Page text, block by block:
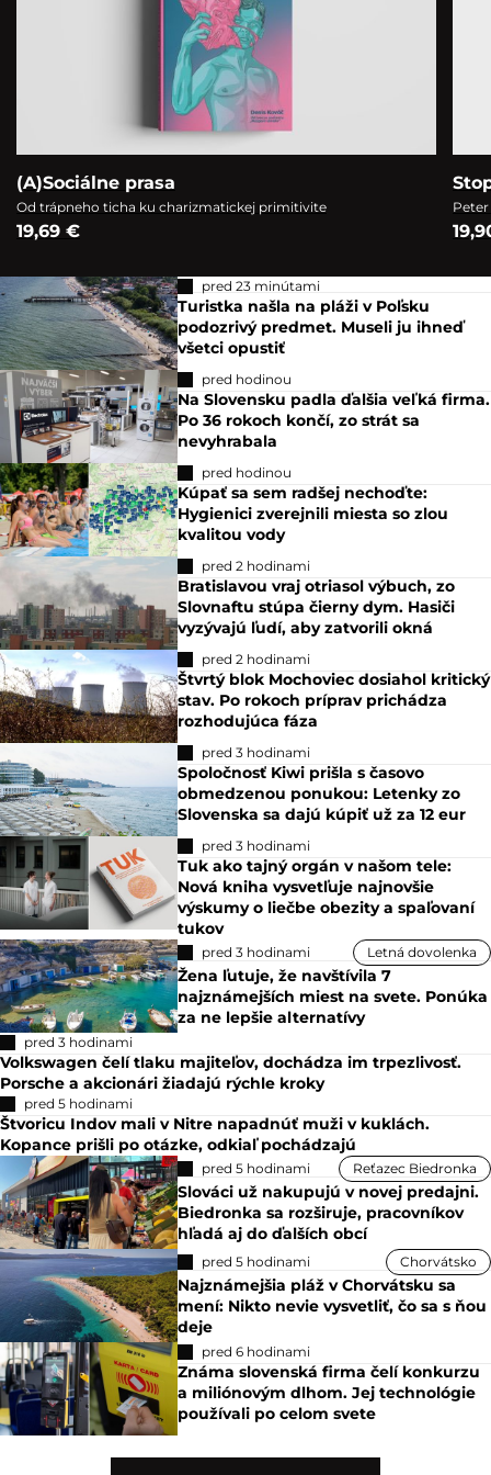
(A)Sociálne prasa
Od trápneho ticha ku charizmatickej primitivite
19,69 €
pred 23 minútami
Turistka našla na pláži v Poľsku
podozrivý predmet. Museli ju ihneď
všetci opustiť
pred hodinou
Na Slovensku padla ďalšia veľká firma.
Po 36 rokoch končí, zo strát sa
nevyhrabala
pred hodinou
Kúpať sa sem radšej nechoďte:
Hygienici zverejnili miesta so zlou
kvalitou vody
pred 2 hodinami
Bratislavou vraj otriasol výbuch, zo
Slovnaftu stúpa čierny dym. Hasiči
vyzývajú ľudí, aby zatvorili okná
pred 2 hodinami
Štvrtý blok Mochoviec dosiahol kritický
stav. Po rokoch príprav prichádza
rozhodujúca fáza
pred 3 hodinami
Spoločnosť Kiwi prišla s časovo
obmedzenou ponukou: Letenky zo
Slovenska sa dajú kúpiť už za 12 eur
pred 3 hodinami
Tuk ako tajný orgán v našom tele:
Nová kniha vysvetľuje najnovšie
výskumy o liečbe obezity a spaľovaní
tukov
pred 3 hodinami Letná dovolenka
Žena ľutuje, že navštívila 7
najznámejších miest na svete. Ponúka
za ne lepšie alternatívy
pred 3 hodinami
Volkswagen čelí tlaku majiteľov, dochádza im trpezlivosť.
Porsche a akcionári žiadajú rýchle kroky
pred 5 hodinami
Štvoricu Indov mali v Nitre napadnúť muži v kuklách.
Kopance prišli po otázke, odkiaľ pochádzajú
pred 5 hodinami Reťazec Biedronka
Slováci už nakupujú v novej predajni.
Biedronka sa rozširuje, pracovníkov
hľadá aj do ďalších obcí
pred 5 hodinami Chorvátsko
Najznámejšia pláž v Chorvátsku sa
mení: Nikto nevie vysvetliť, čo sa s ňou
deje
pred 6 hodinami
Známa slovenská firma čelí konkurzu
a miliónovým dlhom. Jej technológie
používali po celom svete